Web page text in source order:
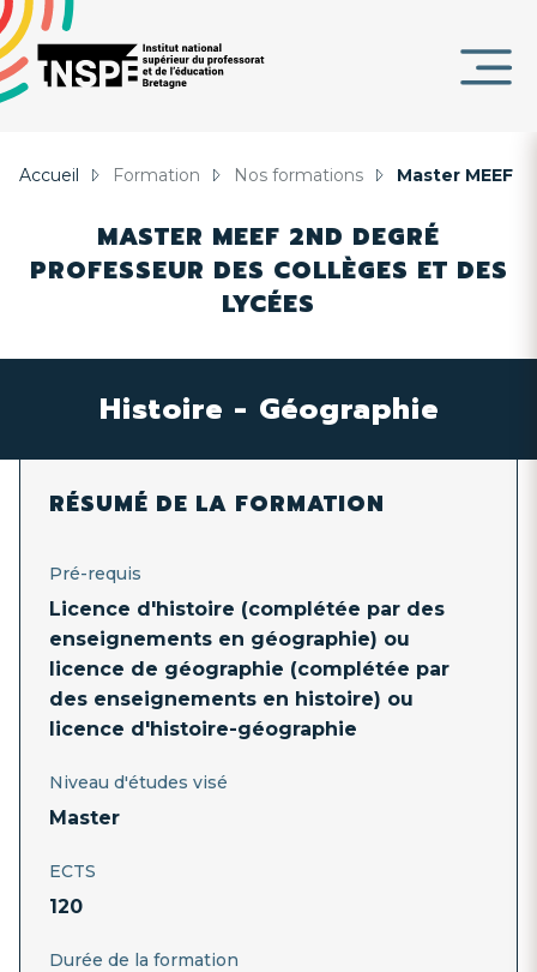
au
contenu
principal
d'Ariane
Accueil Formation Nos formations Master MEEF
MASTER MEEF 2ND DEGRÉ
PROFESSEUR DES COLLÈGES ET DES
LYCÉES
Histoire - Géographie
RÉSUMÉ DE LA FORMATION
Pré-requis
Licence d'histoire (complétée par des
enseignements en géographie) ou
licence de géographie (complétée par
des enseignements en histoire) ou
licence d'histoire-géographie
Niveau d'études visé
Master
ECTS
120
Durée de la formation
DE
Panneau de gestion des cookies